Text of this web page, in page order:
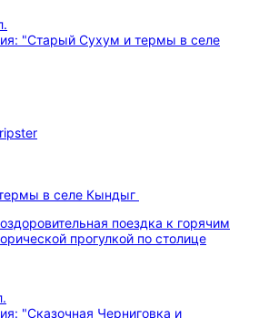
в селе Кындыг
поездка к горячим
прогулкой по столице